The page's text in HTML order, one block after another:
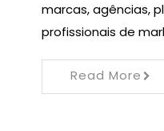
marcas, agências,
profissionais de
Read More